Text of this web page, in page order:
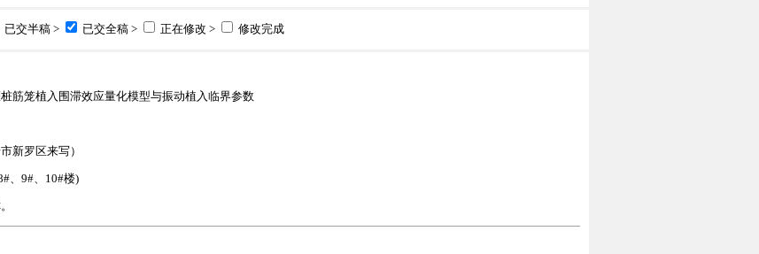
已交半稿 > 已交全稿 > 正在修改 > 修改完成
筋笼植入围滞效应量化模型与振动植入临界参数
新罗区来写）
、9#、10#楼)